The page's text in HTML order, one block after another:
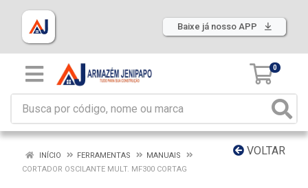
Baixe já nosso APP
0
VOLTAR
INÍCIO FERRAMENTAS
MANUAIS
CORTADOR OSCILANTE MULT. MF300 CORTAG